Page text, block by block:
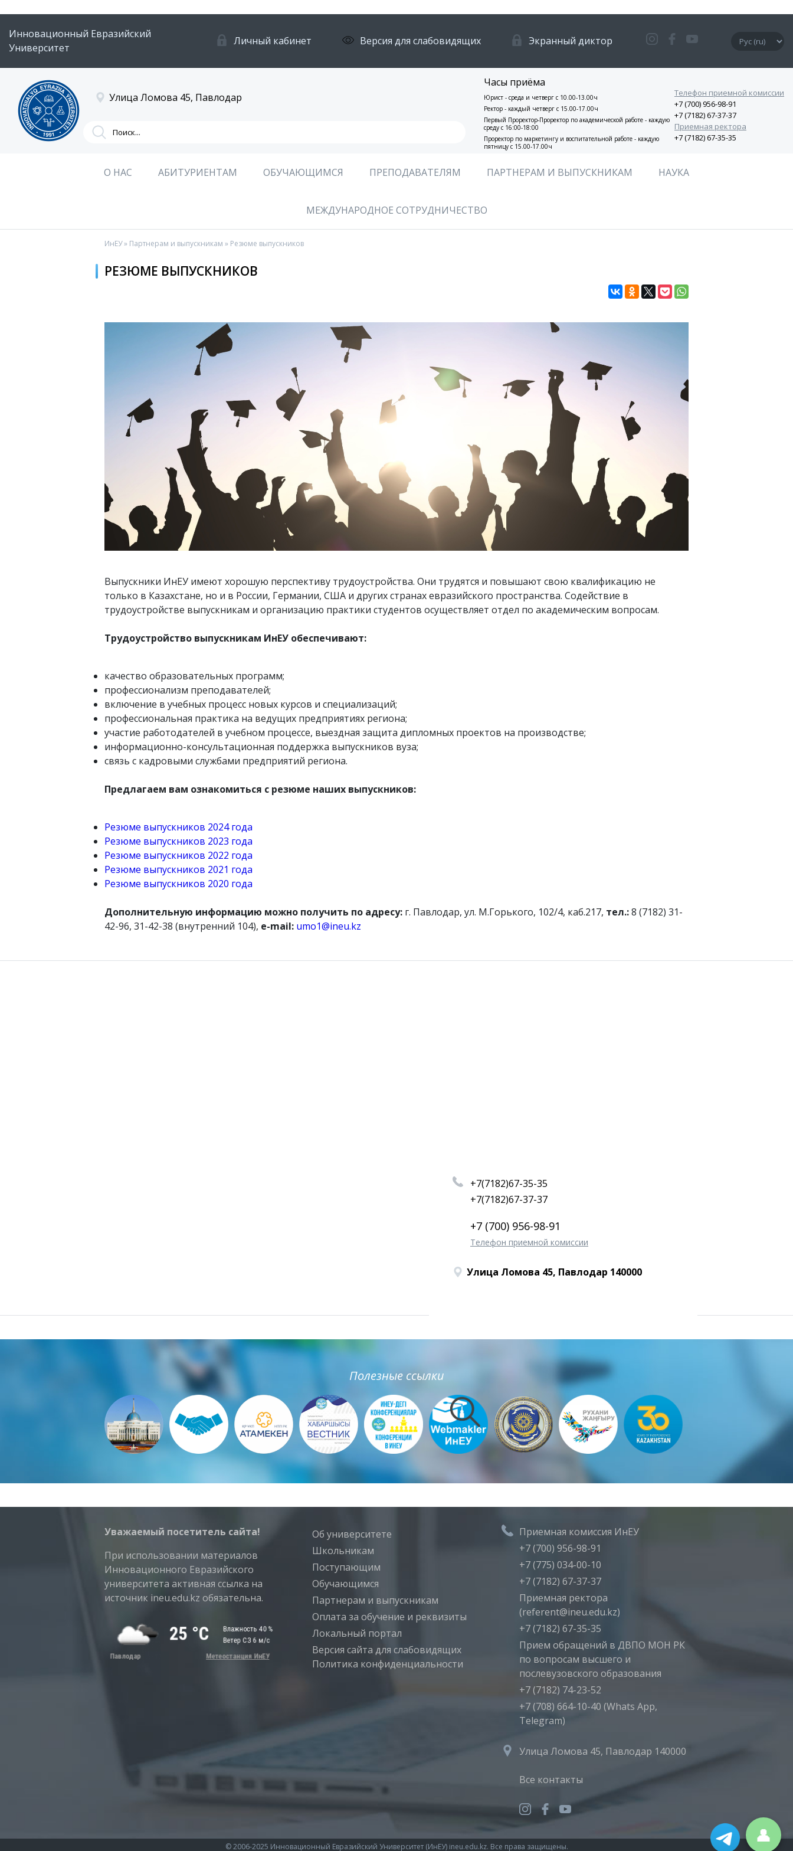
Инновационный Евразийский
Университет
Личный кабинет Версия для слабовидящих Экранный диктор
Улица Ломова 45, Павлодар
Часы приёма
Юрист - среда и четверг с 10.00-13.00ч
Ректор - каждый четверг с 15.00-17.00ч
Первый Проректор-Проректор по академической работе - каждую
среду с 16:00-18:00
Проректор по маркетингу и воспитательной работе - каждую
пятницу с 15.00-17.00ч
Телефон приемной комиссии
+7 (700) 956-98-91
+7 (7182) 67-37-37
Приемная ректора
+7 (7182) 67-35-35
О НАС АБИТУРИЕНТАМ ОБУЧАЮЩИМСЯ ПРЕПОДАВАТЕЛЯМ ПАРТНЕРАМ И ВЫПУСКНИКАМ НАУКА
МЕЖДУНАРОДНОЕ СОТРУДНИЧЕСТВО
ИнЕУ» Партнерам и выпускникам » Резюме выпускников
РЕЗЮМЕ ВЫПУСКНИКОВ
Выпускники ИнЕУ имеют хорошую перспективу трудоустройства. Они трудятся и повышают свою квалификацию не
только в Казахстане, но и в России, Германии, США и других странах евразийского пространства. Содействие в
трудоустройстве выпускникам и организацию практики студентов осуществляет отдел по академическим вопросам.
Трудоустройство выпускникам ИнЕУ обеспечивают:
качество образовательных программ;
профессионализм преподавателей;
включение в учебных процесс новых курсов и специализаций;
профессиональная практика на ведущих предприятиях региона;
участие работодателей в учебном процессе, выездная защита дипломных проектов на производстве;
информационно-консультационная поддержка выпускников вуза;
связь с кадровыми службами предприятий региона.
Предлагаем вам ознакомиться с резюме наших выпускников:
Резюме выпускников 2024 года
Резюме выпускников 2023 года
Резюме выпускников 2022 года
Резюме выпускников 2021 года
Резюме выпускников 2020 года
Дополнительную информацию можно получить по адресу: г. Павлодар, ул. М.Горького, 102/4, каб.217, тел.:8 (7182) 31-
42-96, 31-42-38 (внутренний 104), e-mail: umo1@ineu.kz
+7(7182)67-35-35
+7(7182)67-37-37
+7 (700) 956-98-91
Телефон приемной комиссии
Улица Ломова 45, Павлодар 140000
Полезные ссылки
Уважаемый посетитель сайта!
При использовании материалов
Инновационного Евразийского
университета активная ссылка на
источник ineu.edu.kz обязательна.
Об университете
Школьникам
Поступающим
Обучающимся
Партнерам и выпускникам
Оплата за обучение и реквизиты
Локальный портал
Версия сайта для слабовидящих
Политика конфиденциальности
Приемная комиссия ИнЕУ
+7 (700) 956-98-91
+7 (775) 034-00-10
+7 (7182) 67-37-37
Приемная ректора
(referent@ineu.edu.kz)
+7 (7182) 67-35-35
Прием обращений в ДВПО МОН РК
по вопросам высшего и
послевузовского образования
+7 (7182) 74-23-52
+7 (708) 664-10-40 (Whats App,
Telegram)
Улица Ломова 45, Павлодар 140000
Все контакты
© 2006-2025 Инновационный Евразийский Университет (ИнЕУ) ineu.edu.kz. Все права защищены.
👤